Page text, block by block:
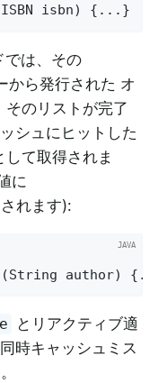
isbn) {...}
では、その
から発行された オ
そのリストが完了
シュにヒットした
して取得されま
に
れます):
(String author)
とリアクティブ適
時キャッシュミス